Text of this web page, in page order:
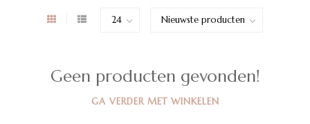
Geen producten gevonden!
GA VERDER MET WINKELEN